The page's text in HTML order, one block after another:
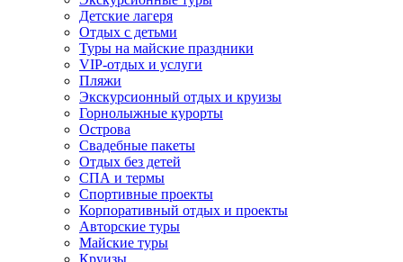
Детские лагеря
Отдых с детьми
Туры на майские праздники
VIP-отдых и услуги
Пляжи
Экскурсионный отдых и круизы
Горнолыжные курорты
Острова
Свадебные пакеты
Отдых без детей
СПА и термы
Спортивные проекты
Корпоративный отдых и проекты
Авторские туры
Майские туры
Круизы